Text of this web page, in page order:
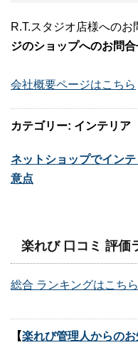
R.T.スタジオ店様へのお
ジのショップへのお問合
会社概要ページはこちら
カテゴリー: インテリア
ネットショップでイン
意点
楽れび 口コミ 評価
総合 ランキングはこちら
【楽れび管理人からの